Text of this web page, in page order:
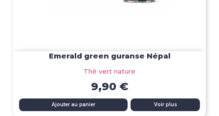
Emerald green guranse Népal
Thé vert nature
9,90 €
Ajouter au panier Voir plus